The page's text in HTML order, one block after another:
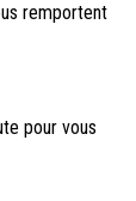
remportent
pour vous